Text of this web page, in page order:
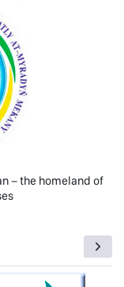
− the homeland of